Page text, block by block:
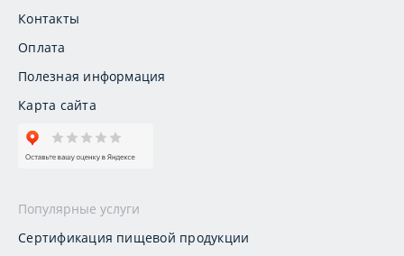
Контакты
Оплата
Полезная информация
Карта сайта
Популярные услуги
Сертификация пищевой продукции